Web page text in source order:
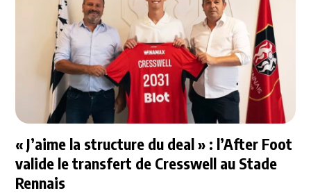
« J’aime la structure du deal » : l’After Foot
valide le transfert de Cresswell au Stade
Rennais